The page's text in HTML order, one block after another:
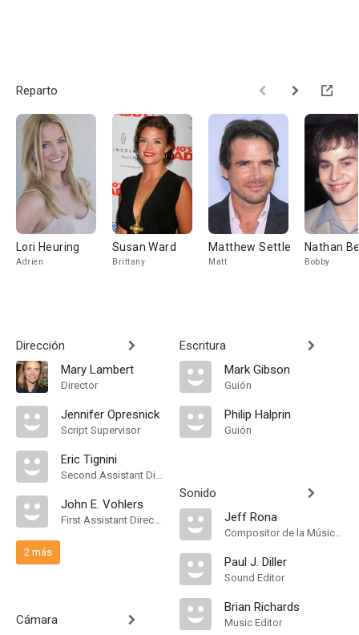
Reparto
Lori Heuring
Adrien
Susan Ward
Brittany
Matthew Settle
Matt
Nathan
Bobby
Dirección
Mary Lambert
Director
Jennifer Opresnick
Script Supervisor
Eric Tignini
Second Assistant Director
John E. Vohlers
First Assistant Director
2 más
Cámara
Escritura
Mark Gibson
Guión
Philip Halprin
Guión
Sonido
Jeff Rona
Compositor de la Música Original
Paul J. Diller
Sound Editor
Brian Richards
Music Editor